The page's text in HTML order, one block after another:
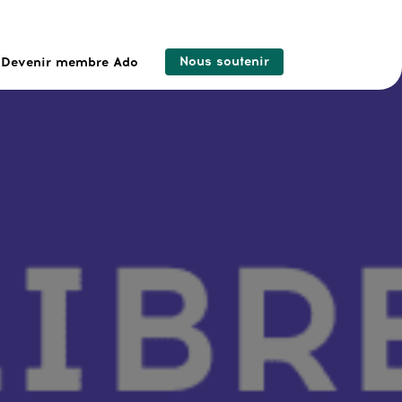
Devenir membre Ado Nous soutenir